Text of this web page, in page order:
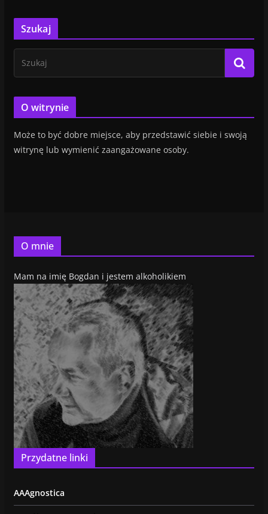
Szukaj
O witrynie
Może to być dobre miejsce, aby przedstawić siebie i swoją
witrynę lub wymienić zaangażowane osoby.
O mnie
Mam na imię Bogdan i jestem alkoholikiem
Przydatne linki
AAAgnostica